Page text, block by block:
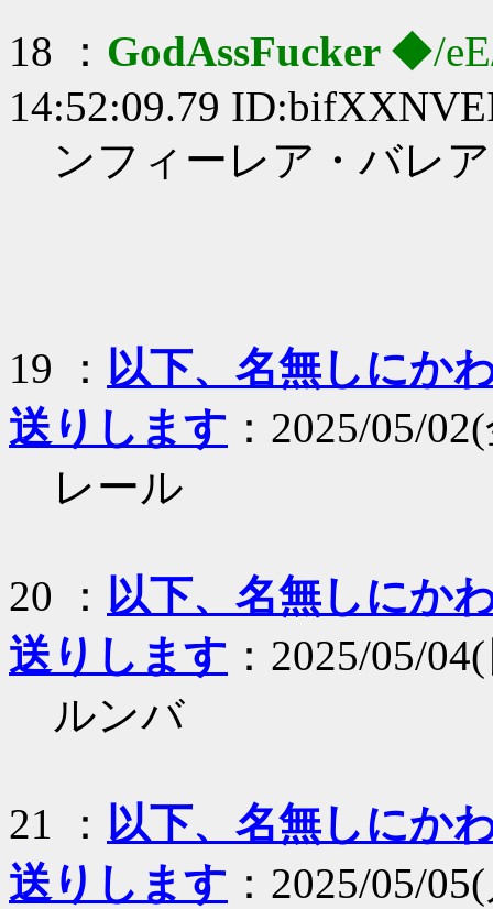
18 ： GodAssFucker ◆/
14:52:09.79
ンフィーレア・バレ
19 ： 以下、名無しにか
送りします ：2025/05/
レール
20 ： 以下、名無しにか
送りします ：2025/05/
ルンバ
21 ： 以下、名無しにか
送りします ：2025/05/